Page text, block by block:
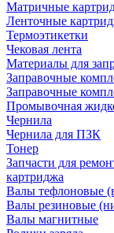
Матричные
Ленточные
Термоэтикетки
Чековая лента
Материалы для
Заправочные
Заправочные
Промывочная
Чернила
Чернила для ПЗК
Тонер
Запчасти для
картриджа
Валы тефлоновые
Валы резиновые
Валы магнитные